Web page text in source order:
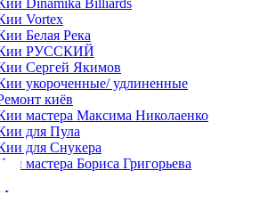
Vortex
Белая Река
РУССКИЙ
Сергей Якимов
укороченные/ удлиненные
киёв
мастера Максима Николаенко
для Пула
для Снукера
мастера Бориса Григорьева
для киев